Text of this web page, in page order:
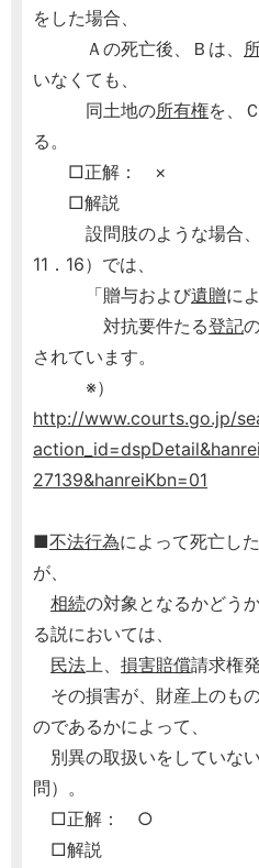
をした場合、
Ａの死亡後、Ｂは、
いなくても、
同土地の所有権を、
る。
□正解： ×
□解説
設問肢のような場合、
11．16）では、
「贈与および遺贈に
対抗要件たる登記
されています。
※）
http://www.courts.go.jp/
27139&hanreiKbn=01
■不法行為によって死亡し
が、
相続の対象となるかどう
る説においては、
民法上、 損害賠償請求権
その損害が、財産上のも
のであるかによって、
別異の取扱いをしていな
問）。
□正解： ○
□解説